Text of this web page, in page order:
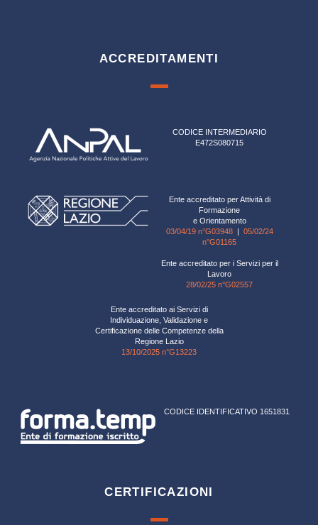
ACCREDITAMENTI
CODICE INTERMEDIARIO
E472S080715
Ente accreditato per Attività di
Formazione
e Orientamento
03/04/19 n°G03948| 05/02/24
n°G01165
Ente accreditato per i Servizi per il
Lavoro
28/02/25 n°G02557
Ente accreditato ai Servizi di
Individuazione, Validazione e
Certificazione delle Competenze della
Regione Lazio
13/10/2025 n°G13223
CODICE IDENTIFICATIVO 1651831
CERTIFICAZIONI